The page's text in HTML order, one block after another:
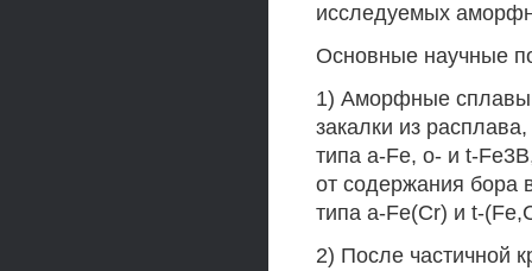
исследуемых
Основные научные
1) Аморфные сплавы
закалки из
типа a-Fe, о- и t-
от содержания бора
типа a-Fe(Cr) и t-
2) После частичной